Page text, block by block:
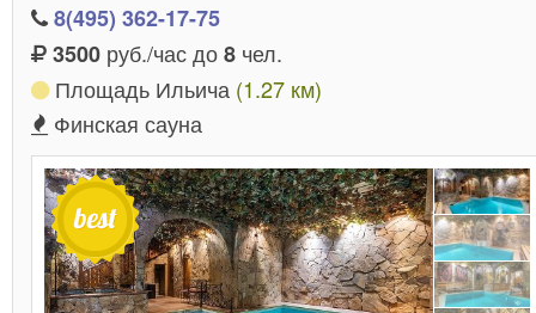
8(495) 362-17-75
3500 руб./час до8 чел.
Площадь Ильича (1.27 км)
Финская сауна